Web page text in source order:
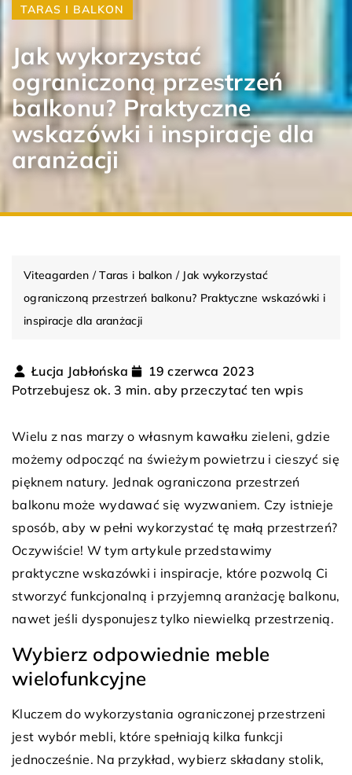
TARAS I BALKON
Jak wykorzystać
ograniczoną przestrzeń
balkonu? Praktyczne
wskazówki i inspiracje dla
aranżacji
Viteagarden /Taras i balkon / Jak wykorzystać
ograniczoną przestrzeń balkonu? Praktyczne wskazówki i
inspiracje dla aranżacji
Łucja Jabłońska
19 czerwca 2023
Potrzebujesz ok. 3 min. aby przeczytać ten wpis
Wielu z nas marzy o własnym kawałku zieleni, gdzie
możemy odpocząć na świeżym powietrzu i cieszyć się
pięknem natury. Jednak ograniczona przestrzeń
balkonu może wydawać się wyzwaniem. Czy istnieje
sposób, aby w pełni wykorzystać tę małą przestrzeń?
Oczywiście! W tym artykule przedstawimy
praktyczne wskazówki i inspiracje, które pozwolą Ci
stworzyć funkcjonalną i przyjemną aranżację balkonu,
nawet jeśli dysponujesz tylko niewielką przestrzenią.
Wybierz odpowiednie meble
wielofunkcyjne
Kluczem do wykorzystania ograniczonej przestrzeni
jest wybór mebli, które spełniają kilka funkcji
jednocześnie. Na przykład, wybierz składany stolik,